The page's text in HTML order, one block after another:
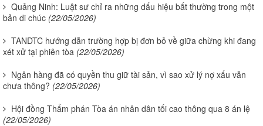
Quảng Ninh: Luật sư chỉ ra những dấu hiệu bất thường trong một
bản di chúc (22/05/2026)
TANDTC hướng dẫn trường hợp bị đơn bỏ về giữa chừng khi đang
xét xử tại phiên tòa (22/05/2026)
Ngân hàng đã có quyền thu giữ tài sản, vì sao xử lý nợ xấu vẫn
chưa thông? (22/05/2026)
Hội đồng Thẩm phán Tòa án nhân dân tối cao thông qua 8 án lệ
(22/05/2026)